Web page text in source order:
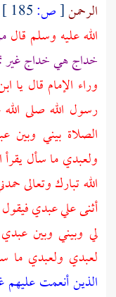
الرحمن[ص:
الله عليه وسلم قال
خداج هي خداج غير
وراء الإمام قال يا
رسول الله صلى
الصلاة بيني
ولعبدي ما سأل يقرأ
الله تبارك وتعالى
أثنى علي عبدي
لي وبيني وبين
لعبدي ولعبدي ما
الذين أنعمت عليهم